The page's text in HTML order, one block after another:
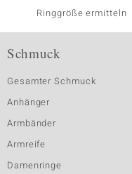
Ringgröße ermitteln
Schmuck
Gesamter Schmuck
Anhänger
Armbänder
Armreife
Damenringe